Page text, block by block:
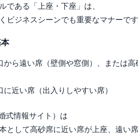
である「上座・下座」は、
ビジネスシーンでも重要なマナーで
から遠い席（壁側や窓側）、または高
に近い席（出入りしやすい席）
式情報サイト）は
として高砂席に近い席が上座、遠い